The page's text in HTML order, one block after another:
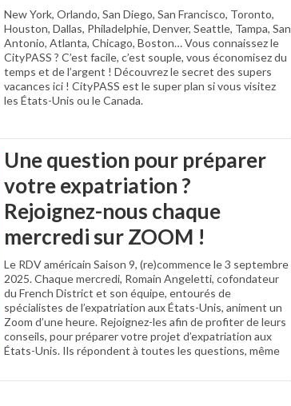
New York, Orlando, San Diego, San Francisco, Toronto,
Houston, Dallas, Philadelphie, Denver, Seattle, Tampa, San
Antonio, Atlanta, Chicago, Boston… Vous connaissez le
CityPASS ? C’est facile, c’est souple, vous économisez du
temps et de l’argent ! Découvrez le secret des supers
vacances ici ! CityPASS est le super plan si vous visitez
les États-Unis ou le Canada.
Une question pour préparer
votre expatriation ?
Rejoignez-nous chaque
mercredi sur ZOOM !
Le RDV américain Saison 9, (re)commence le 3 septembre
2025. Chaque mercredi, Romain Angeletti, cofondateur
du French District et son équipe, entourés de
spécialistes de l’expatriation aux États-Unis, animent un
Zoom d’une heure. Rejoignez-les afin de profiter de leurs
conseils, pour préparer votre projet d’expatriation aux
États-Unis. Ils répondent à toutes les questions, même